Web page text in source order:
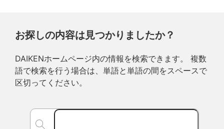
お探しの内容は見つかりましたか？
DAIKENホームページ内の情報を検索できます。 複数
語で検索を行う場合は、単語と単語の間をスペースで
区切ってください。